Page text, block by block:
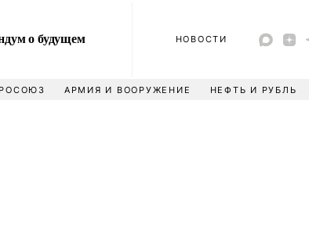
о будущем
НОВОСТИ
АРМИЯ И ВООРУЖЕНИЕ НЕФТЬ И РУБЛЬ